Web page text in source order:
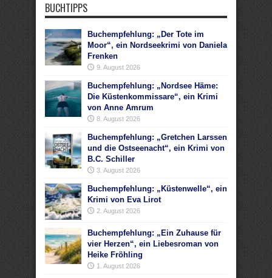
BUCHTIPPS
Buchempfehlung: „Der Tote im
Moor“, ein Nordseekrimi von Daniela
Frenken
9. August 2026
Buchempfehlung: „Nordsee Häme:
Die Küstenkommissare“, ein Krimi
von Anne Amrum
8. August 2026
Buchempfehlung: „Gretchen Larssen
und die Ostseenacht“, ein Krimi von
B.C. Schiller
3. August 2026
Buchempfehlung: „Küstenwelle“, ein
Krimi von Eva Lirot
2. August 2026
Buchempfehlung: „Ein Zuhause für
vier Herzen“, ein Liebesroman von
Heike Fröhling
1. August 2026